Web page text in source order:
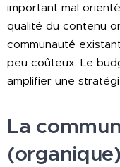
important mal
qualité du contenu
communauté
peu coûteux. Le
amplifier une
La